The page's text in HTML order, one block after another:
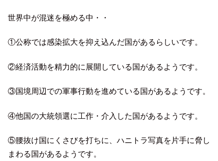
世界中が混迷を極める中・・
①公称では感染拡大を抑え込んだ国があるらしいです。
②経済活動を精力的に展開している国があるようです。
③国境周辺での軍事行動を進めている国があるようです。
④他国の大統領選に工作・介入した国があるようです。
⑤腰抜け国にくさびを打ちに、ハニトラ写真を片手に脅し
まわる国があるようです。